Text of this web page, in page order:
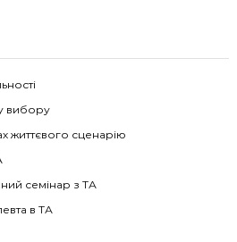
вибору
життєвого сценарію
семінар з ТА
в ТА